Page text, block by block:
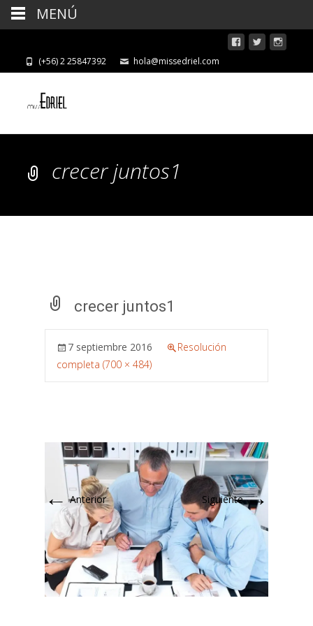
(+56) 2 25847392 hola@missedriel.com
crecer juntos1
crecer juntos1
7 septiembre 2016
Resolución
completa (700 × 484)
←Anterior Siguiente→
MENÚ